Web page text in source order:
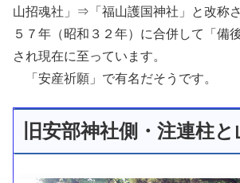
山招魂社」⇒「福山護国神社」と改称
５７年（昭和３２年）に合併して「備
され現在に至っています。
「安産祈願」で有名だそうです。
旧安部神社側・注連柱と